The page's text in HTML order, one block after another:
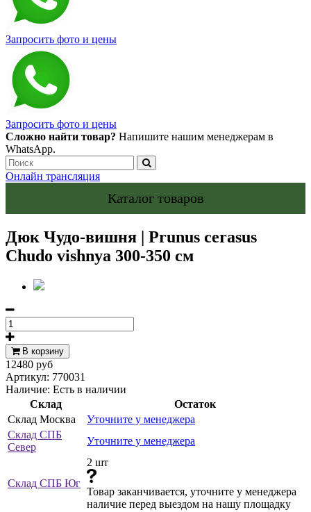
Запросить фото и цены
Запросить фото и цены
Сложно найти товар? Напишите нашим менеджерам в
WhatsApp.
Онлайн трансляция
Каталог товаров
Дюк Чудо-вишня | Prunus cerasus
Chudo vishnya 300-350 см
В корзину
12480 руб
Артикул: 770031
Наличие: Есть в наличии
Склад
Остаток
Склад Москва
Уточните у менеджера
Склад СПБ
Север
Уточните у менеджера
Склад СПБ Юг
2 шт
Товар заканчивается, уточните у менеджера
наличие перед выездом на нашу площадку